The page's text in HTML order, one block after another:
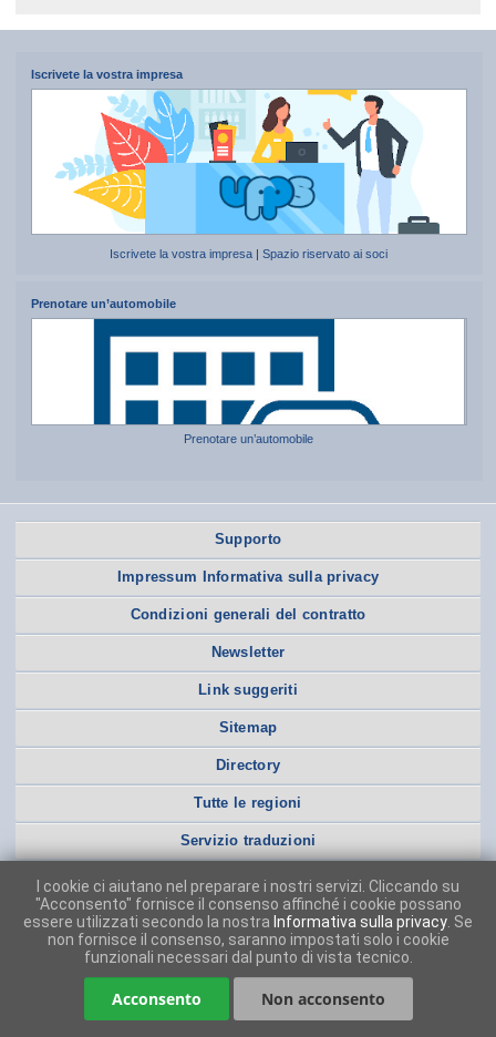
Iscrivete la vostra impresa
Iscrivete la vostra impresa |Spazio riservato ai soci
Prenotare un’automobile
Prenotare un’automobile
Supporto
Impressum Informativa sulla privacy
Condizioni generali del contratto
Newsletter
Link suggeriti
Sitemap
Directory
Tutte le regioni
Servizio traduzioni
I cookie ci aiutano nel preparare i nostri servizi. Cliccando su
"Acconsento" fornisce il consenso affinché i cookie possano
essere utilizzati secondo la nostra Informativa sulla privacy . Se
non fornisce il consenso, saranno impostati solo i cookie
funzionali necessari dal punto di vista tecnico.